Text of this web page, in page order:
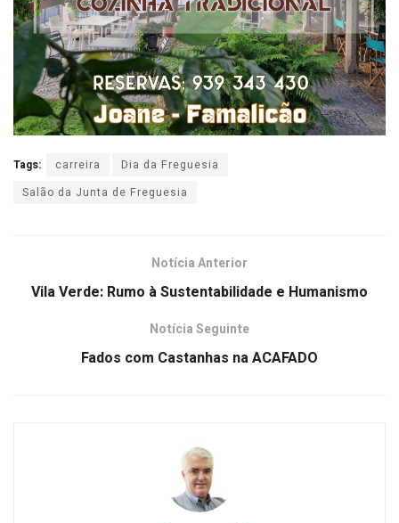
Tags: carreira
Dia da Freguesia
Salão da Junta de Freguesia
Notícia Anterior
Vila Verde: Rumo à Sustentabilidade e Humanismo
Notícia Seguinte
Fados com Castanhas na ACAFADO